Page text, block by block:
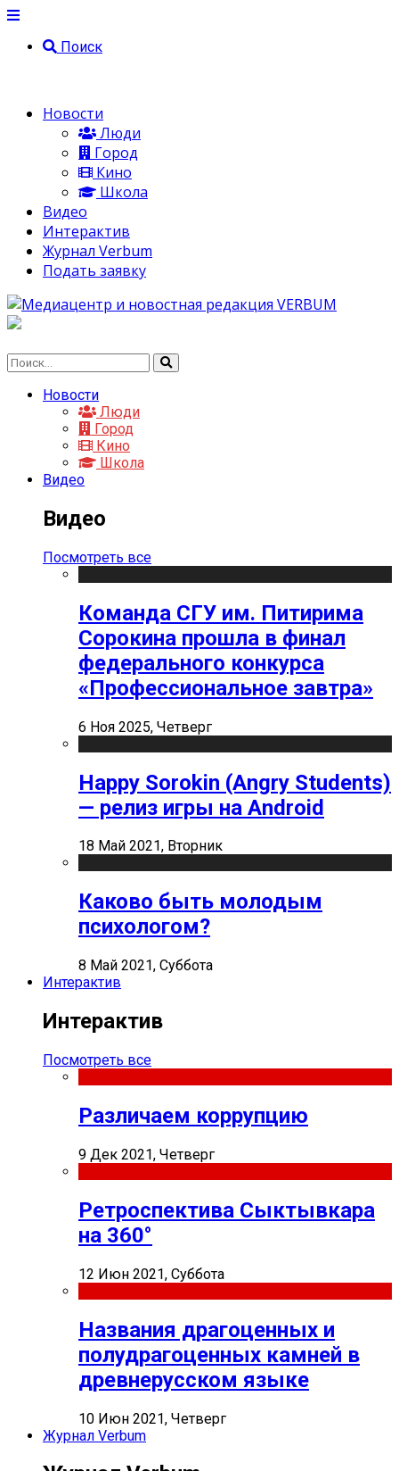
Поиск
Новости
Люди
Город
Кино
Школа
Видео
Интерактив
Журнал Verbum
Подать заявку
Новости
Люди
Город
Кино
Школа
Видео
Видео
Посмотреть все
Команда СГУ им. Питирима
Сорокина прошла в финал
федерального конкурса
«Профессиональное завтра»
6 Ноя 2025, Четверг
Happy Sorokin (Angry Students)
— релиз игры на Android
18 Май 2021, Вторник
Каково быть молодым
психологом?
8 Май 2021, Суббота
Интерактив
Интерактив
Посмотреть все
Различаем коррупцию
9 Дек 2021, Четверг
Ретроспектива Сыктывкара
на 360°
12 Июн 2021, Суббота
Названия драгоценных и
полудрагоценных камней в
древнерусском языке
10 Июн 2021, Четверг
Журнал Verbum